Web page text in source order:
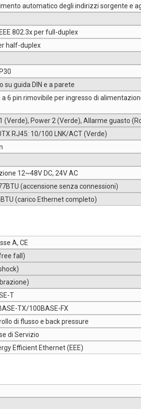
automatico degli indirizzi sorgente e
802.3x per full-duplex
half-duplex
su guida DIN e a parete
6 pin rimovibile per ingresso di
(Verde), Power 2 (Verde), Allarme guasto
RJ45: 10/100 LNK/ACT (Verde)
12~48V DC, 24V AC
(accensione senza connessioni)
(carico Ethernet completo)
A, CE
fall)
T
TX/100BASE-FX
di flusso e back pressure
di Servizio
Efficient Ethernet (EEE)